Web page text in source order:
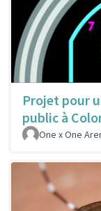
Projet pour
public à
One x One